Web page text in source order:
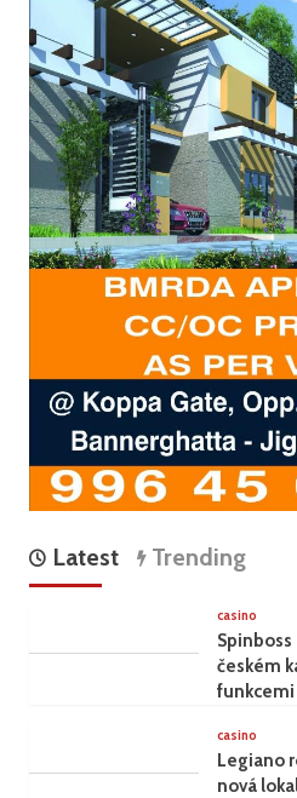
Latest Trending
casino
českém
casino
Legiano
nová